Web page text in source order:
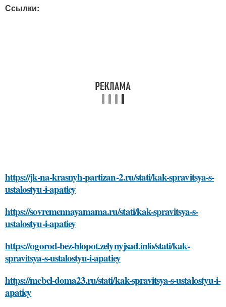
Ссылки:
https://jk-na-krasnyh-partizan-2.ru/stati/kak-spravitsya-s-
ustalostyu-i-apatiey
https://sovremennayamama.ru/stati/kak-spravitsya-s-
ustalostyu-i-apatiey
https://ogorod-bez-hlopot.zelynyjsad.info/stati/kak-
spravitsya-s-ustalostyu-i-apatiey
https://mebel-doma23.ru/stati/kak-spravitsya-s-ustalostyu-i-
apatiey